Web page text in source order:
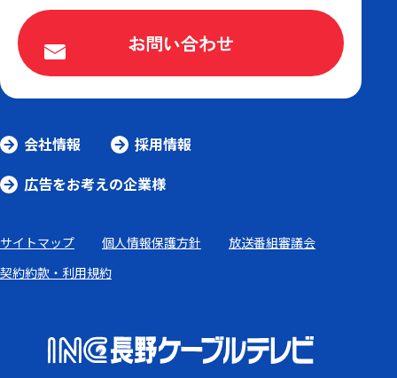
お問い合わせ
会社情報
採用情報
広告をお考えの企業様
サイトマップ 個人情報保護方針
放送番組審議会
契約約款・利用規約